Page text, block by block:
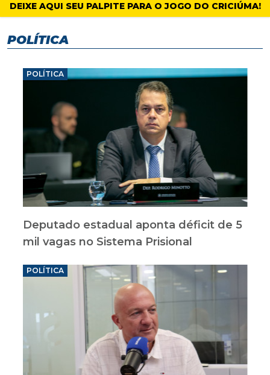
DEIXE AQUI SEU PALPITE PARA O JOGO DO CRICIÚMA!
POLÍTICA
POLÍTICA
Deputado estadual aponta déficit de 5
mil vagas no Sistema Prisional
POLÍTICA